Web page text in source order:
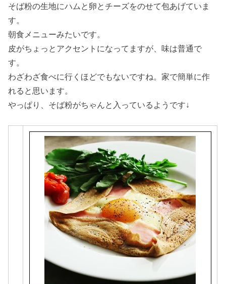
そば粉の生地にハムと卵とチーズをのせて包あげていま
す。
朝食メニューみたいです。
皮がちょっとアクセントになってますが、味は普通で
す。
わざわざ食べに行くほどでもないですね。家で簡単に作
れると思います。
やっぱり、そば粉がちゃんと入っているようです↓